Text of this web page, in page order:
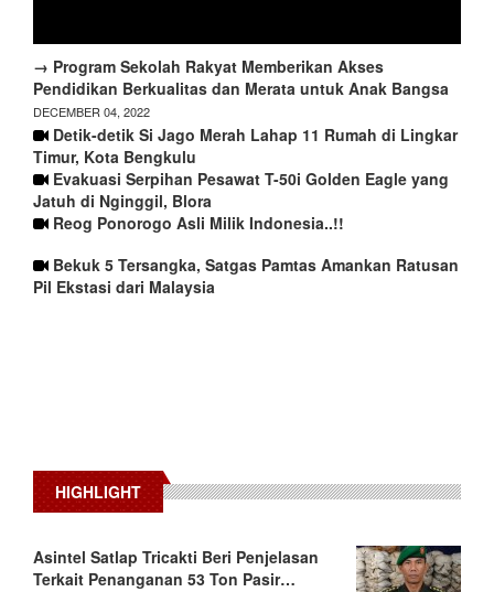
→ Program Sekolah Rakyat Memberikan Akses
Pendidikan Berkualitas dan Merata untuk Anak Bangsa
DECEMBER 04, 2022
Detik-detik Si Jago Merah Lahap 11 Rumah di Lingkar
Timur, Kota Bengkulu
Evakuasi Serpihan Pesawat T-50i Golden Eagle yang
Jatuh di Nginggil, Blora
Reog Ponorogo Asli Milik Indonesia..!!
Bekuk 5 Tersangka, Satgas Pamtas Amankan Ratusan
Pil Ekstasi dari Malaysia
HIGHLIGHT
Asintel Satlap Tricakti Beri Penjelasan
Terkait Penanganan 53 Ton Pasir…